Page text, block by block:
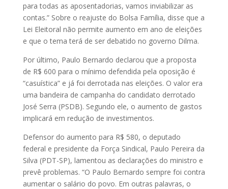
para todas as aposentadorias, vamos inviabilizar as
contas.” Sobre o reajuste do Bolsa Família, disse que a
Lei Eleitoral não permite aumento em ano de eleições
e que o tema terá de ser debatido no governo Dilma.
Por último, Paulo Bernardo declarou que a proposta
de R$ 600 para o mínimo defendida pela oposição é
“casuística” e já foi derrotada nas eleições. O valor era
uma bandeira de campanha do candidato derrotado
José Serra (PSDB). Segundo ele, o aumento de gastos
implicará em redução de investimentos.
Defensor do aumento para R$ 580, o deputado
federal e presidente da Força Sindical, Paulo Pereira da
Silva (PDT-SP), lamentou as declarações do ministro e
prevê problemas. “O Paulo Bernardo sempre foi contra
aumentar o salário do povo. Em outras palavras, o